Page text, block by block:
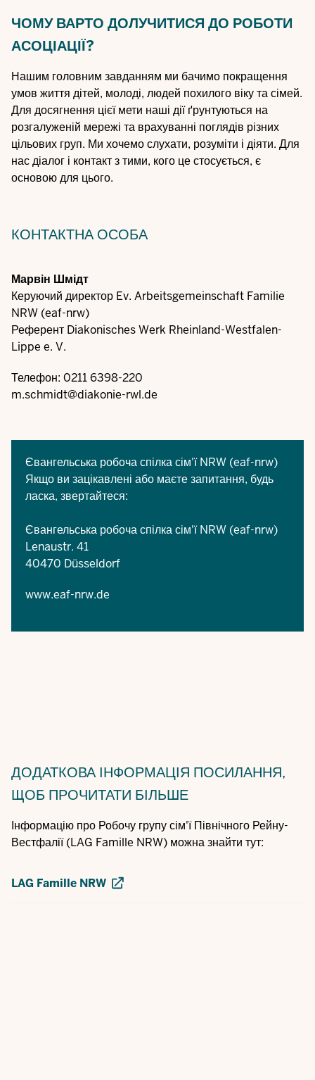
ЧОМУ ВАРТО ДОЛУЧИТИСЯ ДО РОБОТИ
АСОЦІАЦІЇ?
Нашим головним завданням ми бачимо покращення
умов життя дітей, молоді, людей похилого віку та сімей.
Для досягнення цієї мети наші дії ґрунтуються на
розгалуженій мережі та врахуванні поглядів різних
цільових груп. Ми хочемо слухати, розуміти і діяти. Для
нас діалог і контакт з тими, кого це стосується, є
основою для цього.
КОНТАКТНА ОСОБА
Марвін Шмідт
Керуючий директор Ev. Arbeitsgemeinschaft Familie
NRW (eaf-nrw)
Референт Diakonisches Werk Rheinland-Westfalen-
Lippe e. V.
Телефон: 0211 6398-220
m.schmidt@diakonie-rwl.de
Євангельська робоча спілка сім'ї NRW (eaf-nrw)
Якщо ви зацікавлені або маєте запитання, будь
ласка, звертайтеся:
Євангельська робоча спілка сім'ї NRW (eaf-nrw)
Lenaustr. 41
40470 Düsseldorf
www.eaf-nrw.de
ДОДАТКОВА ІНФОРМАЦІЯ ПОСИЛАННЯ,
ЩОБ ПРОЧИТАТИ БІЛЬШЕ
Інформацію про Робочу групу сім'ї Північного Рейну-
Вестфалії (LAG Famille NRW) можна знайти тут:
LAG Famille NRW